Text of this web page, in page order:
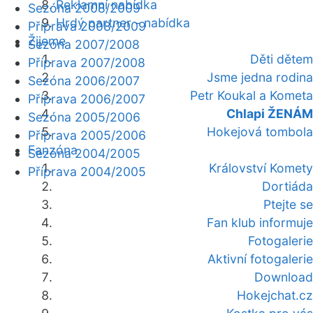
Reklamní nabídka
Hrdý partner - nabídka
Žijeme
Děti dětem
Jsme jedna rodina
Petr Koukal a Kometa
Chlapi ŽENÁM
Hokejová tombola
Fanzóna
Království Komety
Dortiáda
Ptejte se
Fan klub informuje
Fotogalerie
Aktivní fotogalerie
Download
Hokejchat.cz
Sezóna 2008/2009
Příprava 2008/2009
Sezóna 2007/2008
Příprava 2007/2008
Sezóna 2006/2007
Příprava 2006/2007
Sezóna 2005/2006
Příprava 2005/2006
Sezóna 2004/2005
Příprava 2004/2005